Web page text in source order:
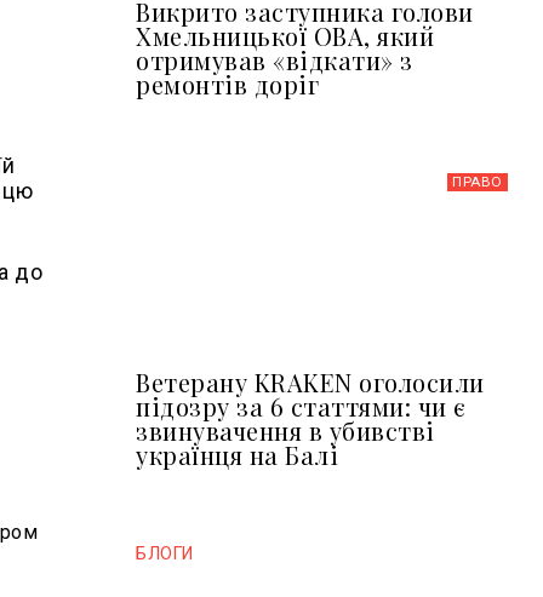
цю
до
Викрито заступника голови
Хмельницької ОВА, який
отримував «відкати» з
ремонтів доріг
ПРАВО
Ветерану KRAKEN оголосили
підозру за 6 статтями: чи є
звинувачення в убивстві
українця на Балі
БЛОГИ